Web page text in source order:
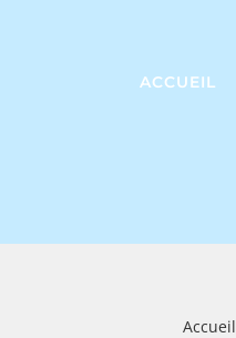
ACCUEIL
Accueil